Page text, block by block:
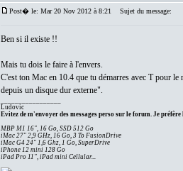
Post� le: Mar 20 Nov 2012 à 8:21 Sujet du message:
Ben si il existe !!
Mais tu dois le faire à l'envers.
C'est ton Mac en 10.4 que tu démarres avec T pour
depuis un disque dur externe".
Ludovic
Evitez de m'envoyer des messages perso sur le forum. Je préfère
MBP M1 16", 16 Go, SSD 512 Go
iMac 27" 2,9 GHz, 16 Go, 3 To FusionDrive
iMac G4 24" 1,6 Ghz, 1 Go, SuperDrive
iPhone 12 mini 128 Go
iPad Pro 11", iPad mini Cellular...